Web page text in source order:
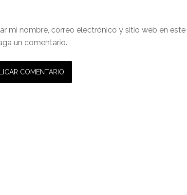
mi nombre, correo electrónico y sitio web en
un comentario.